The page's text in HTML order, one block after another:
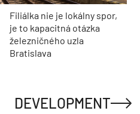
Filiálka nie je lokálny spor,
je to kapacitná otázka
železničného uzla
Bratislava
DEVELOPMENT